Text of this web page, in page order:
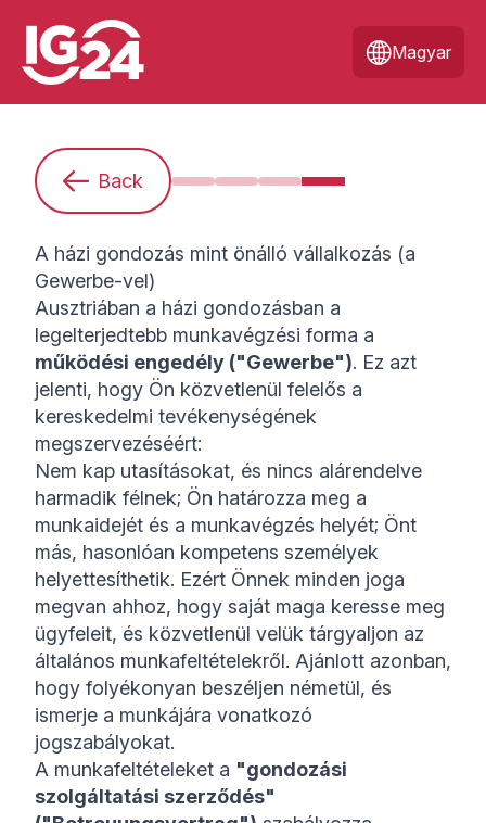
Magyar
Back Kezdő vagyok. Mit kell tudnom?
Általános információk a házi
Milyen munkaformák
A házi gondozás
A házi gondozás mint önálló vállalkozás (a
Gewerbe-vel)
Ausztriában a házi gondozásban a
legelterjedtebb munkavégzési forma a
működési engedély ("Gewerbe"). Ez azt
jelenti, hogy Ön közvetlenül felelős a
kereskedelmi tevékenységének
megszervezéséért:
Nem kap utasításokat, és nincs alárendelve
harmadik félnek; Ön határozza meg a
munkaidejét és a munkavégzés helyét; Önt
más, hasonlóan kompetens személyek
helyettesíthetik. Ezért Önnek minden joga
megvan ahhoz, hogy saját maga keresse meg
ügyfeleit, és közvetlenül velük tárgyaljon az
általános munkafeltételekről. Ajánlott azonban,
hogy folyékonyan beszéljen németül, és
ismerje a munkájára vonatkozó
jogszabályokat.
A munkafeltételeket a "gondozási
szolgáltatási szerződés"